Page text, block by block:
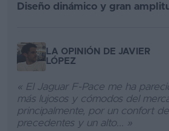
Diseño dinámico y gran
LA OPINIÓN DE JAVIER
LÓPEZ
« El Jaguar F-Pace me ha
más lujosos y cómodos del
principalmente, por un confort
precedentes y un alto... »